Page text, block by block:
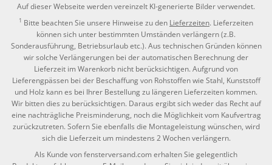
Auf dieser Webseite werden vereinzelt KI-generierte Bilder verwendet.
1 Bitte beachten Sie unsere Hinweise zu den Lieferzeiten. Lieferzeiten
können sich unter bestimmten Umständen verlängern (z.B.
Sonderausführung, Betriebsurlaub etc.). Aus technischen Gründen können
wir solche Verlängerungen bei der automatischen Berechnung der
Lieferzeit im Warenkorb nicht berücksichtigen. Aufgrund von
Lieferengpässen bei der Beschaffung von Rohstoffen wie Stahl, Kunststoff
und Holz kann es bei Ihrer Bestellung zu längeren Lieferzeiten kommen.
Wir bitten dies zu berücksichtigen. Daraus ergibt sich weder das Recht auf
eine nachträgliche Preisminderung, noch die Möglichkeit vom Kaufvertrag
zurückzutreten. Sofern Sie ebenfalls die Montageleistung wünschen, wird
sich die Lieferzeit um mindestens 2 Wochen verlängern.
Als Kunde von fensterversand.com erhalten Sie gelegentlich